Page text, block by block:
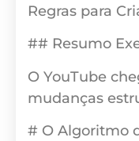
Regras para
## Resumo
O YouTube
mudanças
# O Algoritmo